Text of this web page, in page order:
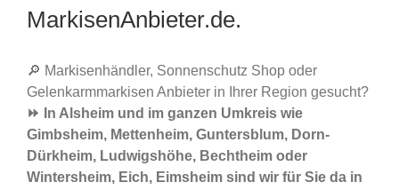
MarkisenAnbieter.de.
🔎 Markisenhändler, Sonnenschutz Shop oder
Gelenkarmmarkisen Anbieter in Ihrer Region gesucht?
⏩ In Alsheim und im ganzen Umkreis wie
Gimbsheim, Mettenheim, Guntersblum, Dorn-
Dürkheim, Ludwigshöhe, Bechtheim oder
Wintersheim, Eich, Eimsheim sind wir für Sie da in